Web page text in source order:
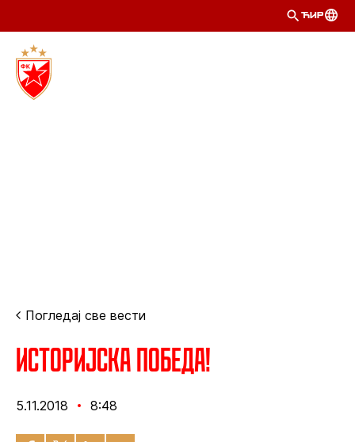
ЋИР
Погледај све вести
Историјска победа!
5.11.2018 8:48